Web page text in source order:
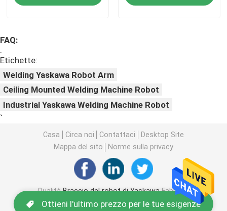
Stazioni di lavoro robot
Accessori del robot
Rivestimento protettivo del robot
Posizionatore del robot
FAQ:
.
Etichette:
Welding Yaskawa Robot Arm
Ceiling Mounted Welding Machine Robot
Industrial Yaskawa Welding Machine Robot
Ottieni l'ultimo prezzo per le tue esigenze
`
Casa Circa noi Contattaci
Desktop Site
Mappa del sito
Norme sulla privacy
QualitàBraccio del robot di YaskawaFabbrica
cinese.Copyright © 2026